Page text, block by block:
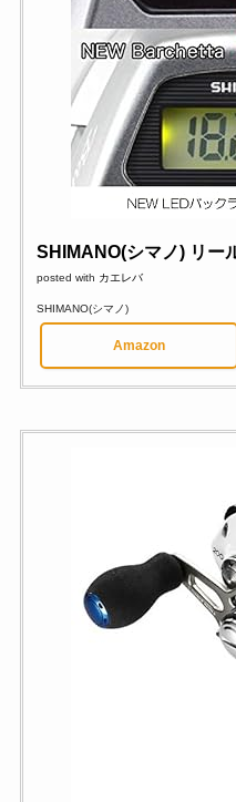
SHIMANO(シマノ) リー
posted with カエレバ
SHIMANO(シマノ)
Amazon